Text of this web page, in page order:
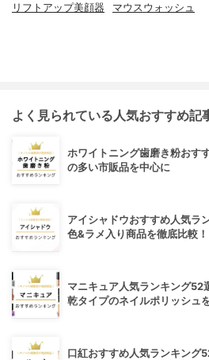
リフトアップ美顔器 マウスウォッシュ
よく見られている人気おすすめ記
ホワイトニング歯磨き粉おす
の多い市販品を中心に
アイシャドウおすすめ人気ラ
色&ラメ入り商品を徹底比較！
マニキュア人気ランキング52
乾タイプのネイルポリッシュ
口紅おすすめ人気ランキング